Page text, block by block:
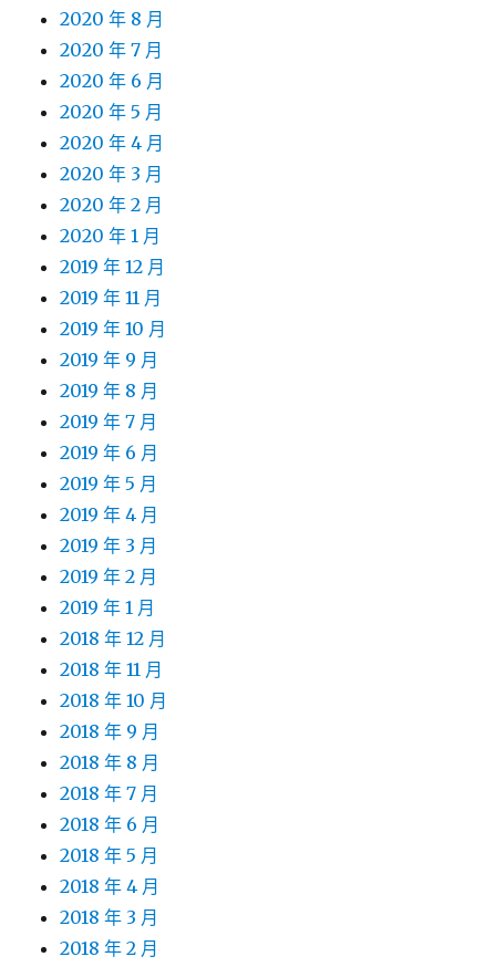
2020 年 8 月
2020 年 7 月
2020 年 6 月
2020 年 5 月
2020 年 4 月
2020 年 3 月
2020 年 2 月
2020 年 1 月
2019 年 12 月
2019 年 11 月
2019 年 10 月
2019 年 9 月
2019 年 8 月
2019 年 7 月
2019 年 6 月
2019 年 5 月
2019 年 4 月
2019 年 3 月
2019 年 2 月
2019 年 1 月
2018 年 12 月
2018 年 11 月
2018 年 10 月
2018 年 9 月
2018 年 8 月
2018 年 7 月
2018 年 6 月
2018 年 5 月
2018 年 4 月
2018 年 3 月
2018 年 2 月